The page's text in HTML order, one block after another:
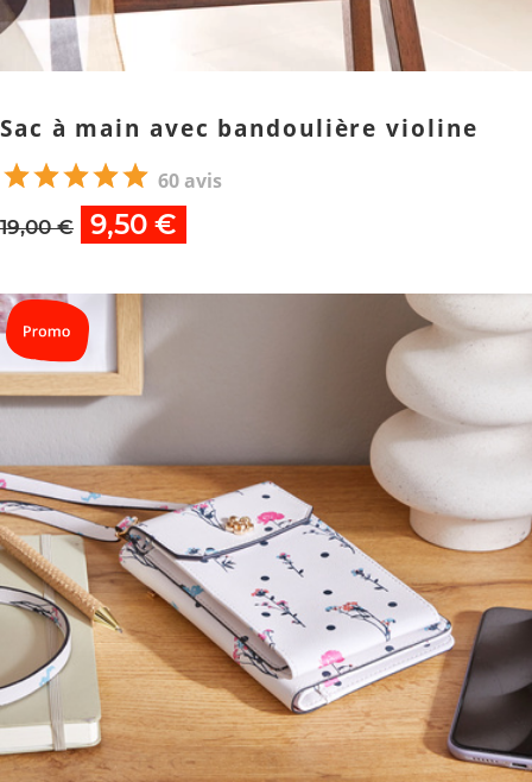
Sac à main avec bandoulière violine
60 avis
19,00 € 9,50 €